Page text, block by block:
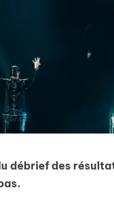
débrief des